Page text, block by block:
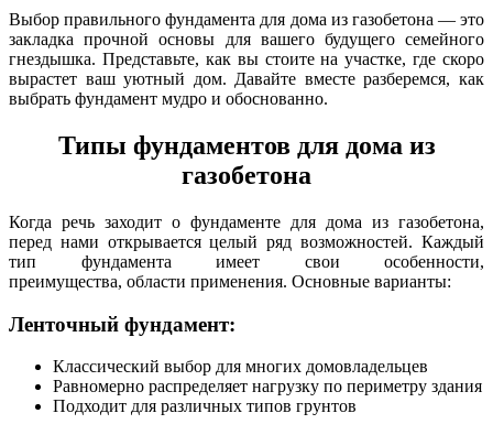
Выбор правильного фундамента для дома из газобетона — это
закладка прочной основы для вашего будущего семейного
гнездышка. Представьте, как вы стоите на участке, где скоро
вырастет ваш уютный дом. Давайте вместе разберемся, как
выбрать фундамент мудро и обоснованно.
Типы фундаментов для дома из
газобетона
Когда речь заходит о фундаменте для дома из газобетона,
перед нами открывается целый ряд возможностей. Каждый
тип фундамента имеет свои особенности,
преимущества, области применения. Основные варианты:
Ленточный фундамент:
Классический выбор для многих домовладельцев
Равномерно распределяет нагрузку по периметру здания
Подходит для различных типов грунтов